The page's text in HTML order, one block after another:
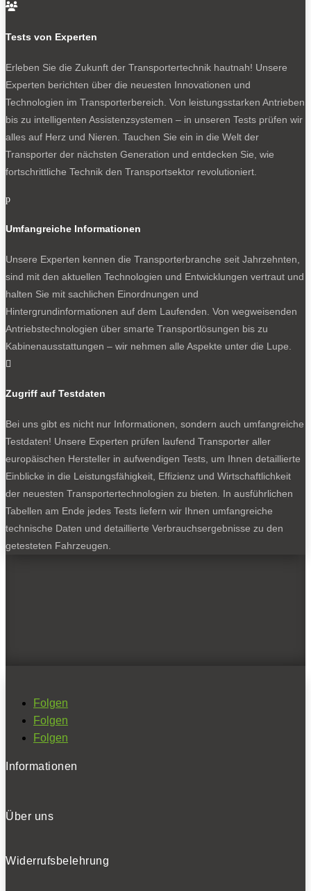

Tests von Experten
Erleben Sie die Zukunft der Transportertechnik hautnah! Unsere
Experten berichten über die neuesten Innovationen und
Technologien im Transporterbereich. Von leistungsstarken Antrieben
bis zu intelligenten Assistenzsystemen – in unseren Tests prüfen wir
alles auf Herz und Nieren. Tauchen Sie ein in die Welt der
Transporter der nächsten Generation und entdecken Sie, wie
fortschrittliche Technik den Transportsektor revolutioniert.
p
Umfangreiche Informationen
Unsere Experten kennen die Transporterbranche seit Jahrzehnten,
sind mit den aktuellen Technologien und Entwicklungen vertraut und
halten Sie mit sachlichen Einordnungen und
Hintergrundinformationen auf dem Laufenden. Von wegweisenden
Antriebstechnologien über smarte Transportlösungen bis zu
Kabinenausstattungen – wir nehmen alle Aspekte unter die Lupe.

Zugriff auf Testdaten
Bei uns gibt es nicht nur Informationen, sondern auch umfangreiche
Testdaten! Unsere Experten prüfen laufend Transporter aller
europäischen Hersteller in aufwendigen Tests, um Ihnen detaillierte
Einblicke in die Leistungsfähigkeit, Effizienz und Wirtschaftlichkeit
der neuesten Transportertechnologien zu bieten. In ausführlichen
Tabellen am Ende jedes Tests liefern wir Ihnen umfangreiche
technische Daten und detaillierte Verbrauchsergebnisse zu den
getesteten Fahrzeugen.
Folgen
Folgen
Folgen
Informationen
Über uns
Widerrufsbelehrung